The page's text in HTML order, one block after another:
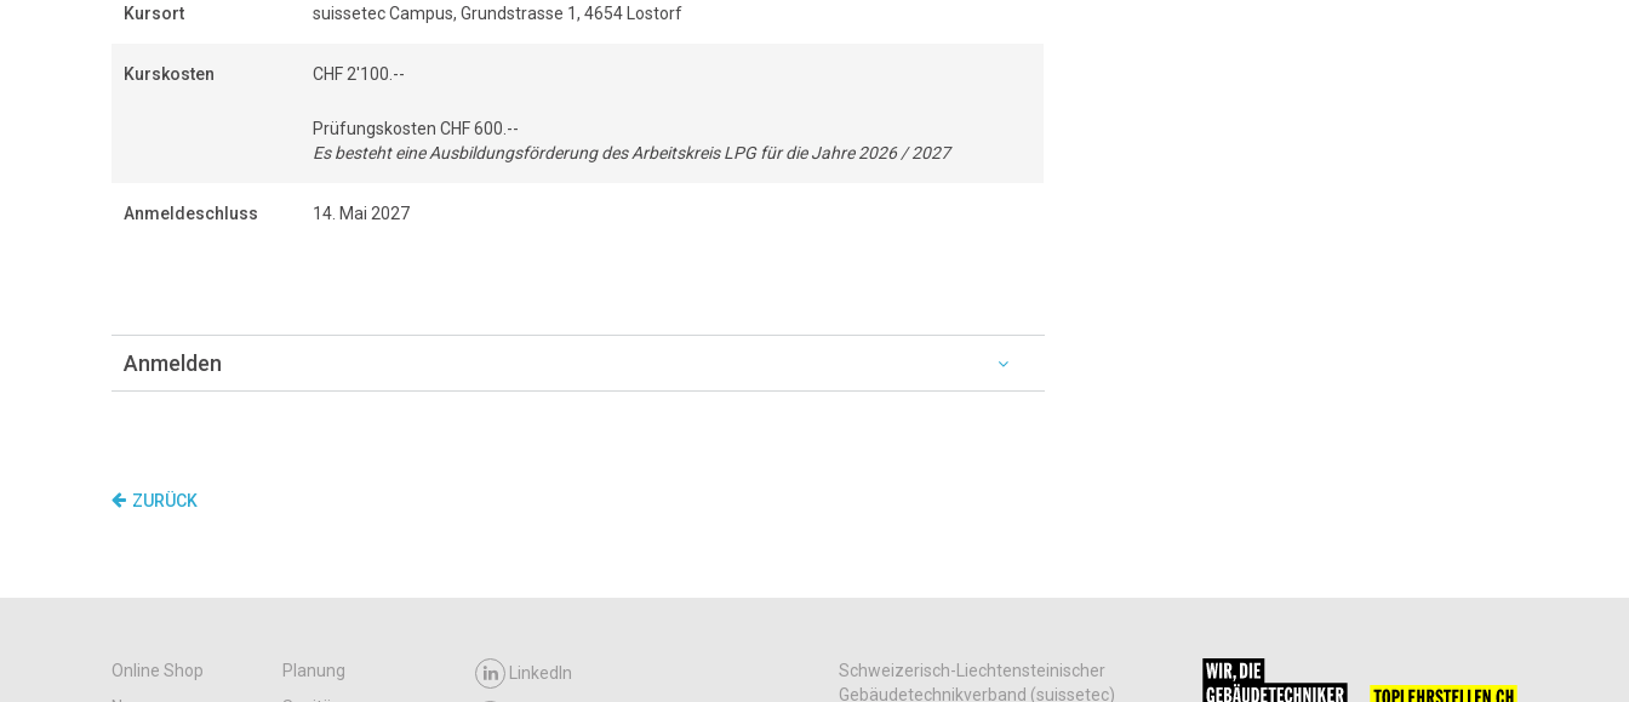
Kursort suissetec Campus, Grundstrasse 1, 4654 Lostorf
Kurskosten CHF 2'100.--
Prüfungskosten CHF 600.--
Es besteht eine Ausbildungsförderung des Arbeitskreis LPG für die Jahre 2026 / 2027
Anmeldeschluss 14. Mai 2027
Anmelden
ZURÜCK
Online Shop
Planung
LinkedIn
Schweizerisch-Liechtensteinischer
Gebäudetechnikverband (suissetec)